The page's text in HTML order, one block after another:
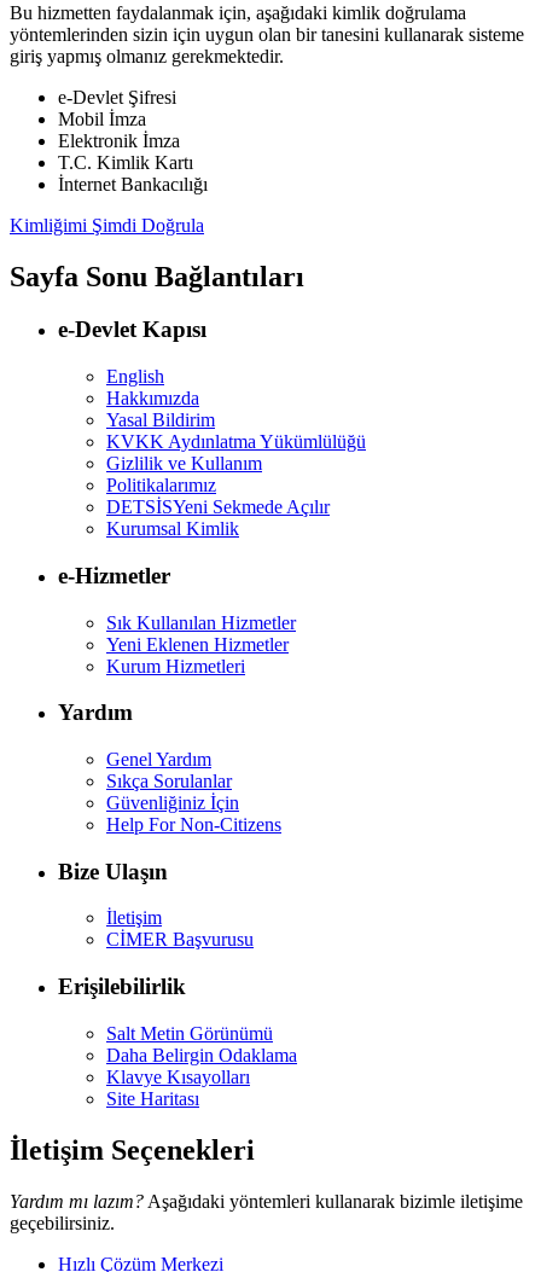
Bu hizmetten faydalanmak için, aşağıdaki kimlik doğrulama
yöntemlerinden sizin için uygun olan bir tanesini kullanarak sisteme
giriş yapmış olmanız gerekmektedir.
e-Devlet Şifresi
Mobil İmza
Elektronik İmza
T.C. Kimlik Kartı
İnternet Bankacılığı
Kimliğimi Şimdi Doğrula
Sayfa Sonu Bağlantıları
e-Devlet Kapısı
English
Hakkımızda
Yasal Bildirim
KVKK Aydınlatma Yükümlülüğü
Gizlilik ve Kullanım
Politikalarımız
DETSİSYeni Sekmede Açılır
Kurumsal Kimlik
e-Hizmetler
Sık Kullanılan Hizmetler
Yeni Eklenen Hizmetler
Kurum Hizmetleri
Yardım
Genel Yardım
Sıkça Sorulanlar
Güvenliğiniz İçin
Help For Non-Citizens
Bize Ulaşın
İletişim
CİMER Başvurusu
Erişilebilirlik
Salt Metin Görünümü
Daha Belirgin Odaklama
Klavye Kısayolları
Site Haritası
İletişim Seçenekleri
Yardım mı lazım? Aşağıdaki yöntemleri kullanarak bizimle iletişime
geçebilirsiniz.
Hızlı Çözüm Merkezi